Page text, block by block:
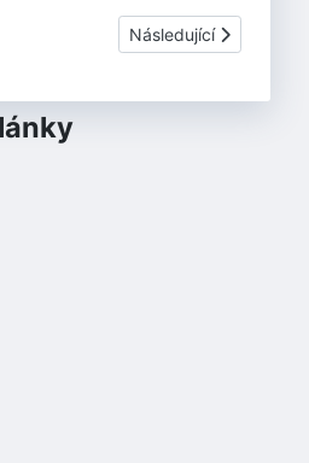
- Mohylové pohřebištěDalší článek: Trutnov
Následující